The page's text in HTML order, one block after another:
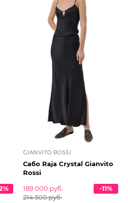
GIANVITO ROSSI
Сабо Raja Crystal Gianvito
Rossi
189 000 руб.
214 500 руб.
-11%